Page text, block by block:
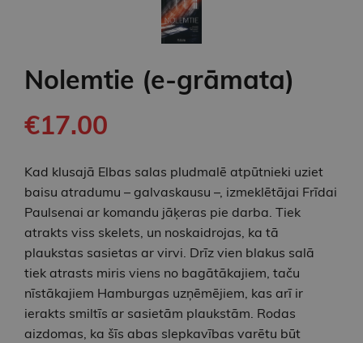
Nolemtie (e-grāmata)
€17.00
Kad klusajā Elbas salas pludmalē atpūtnieki uziet
baisu atradumu – galvaskausu –, izmeklētājai Frīdai
Paulsenai ar komandu jāķeras pie darba. Tiek
atrakts viss skelets, un noskaidrojas, ka tā
plaukstas sasietas ar virvi. Drīz vien blakus salā
tiek atrasts miris viens no bagātākajiem, taču
nīstākajiem Hamburgas uzņēmējiem, kas arī ir
ierakts smiltīs ar sasietām plaukstām. Rodas
aizdomas, ka šīs abas slepkavības varētu būt